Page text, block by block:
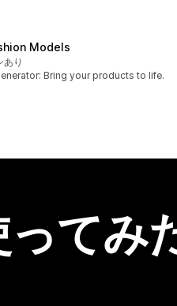
Models
あり
Bring your products to life.
てみ